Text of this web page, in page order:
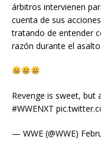
árbitros intervienen
cuenta de sus
tratando de entender
razón durante el asalto.
Revenge is sweet, but
#WWENXT
— WWE (@WWE)